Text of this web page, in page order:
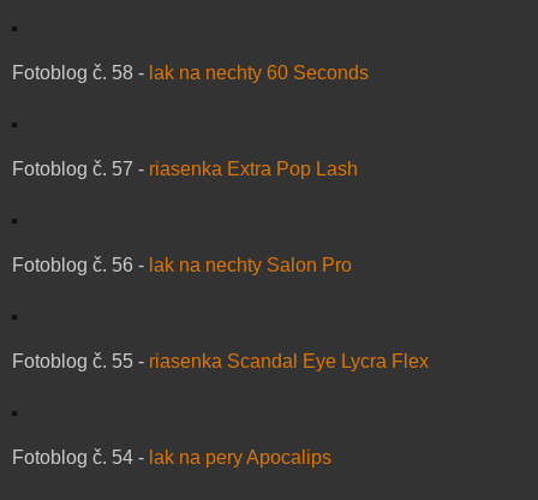
Fotoblog č. 58 - lak na nechty 60 Seconds
Fotoblog č. 57 - riasenka Extra Pop Lash
Fotoblog č. 56 - lak na nechty Salon Pro
Fotoblog č. 55 - riasenka Scandal Eye Lycra Flex
Fotoblog č. 54 - lak na pery Apocalips